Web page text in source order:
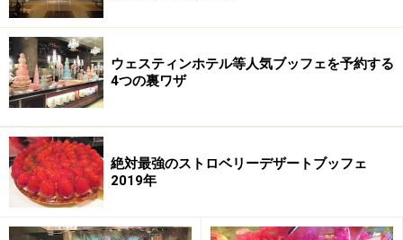
マーブルラウンジ（ヒルトン東京）
ヒルトン東京1階のマーブルラウンジでは毎年ストロベ
リーデザートフェアが行われていますが、今回は2016年
12月26日から2017年5月中旬（予定）にかけて、「シル
ク・ドゥ・フレーズ」と題し、サーカスをテーマとした
賑やかで楽しいストロベリーデザートブッフェを行って
います。
公式サイトには以下のように記載されており、国内でも
ウェスティンホテル等人気ブッフェを予約する
4つの裏ワザ
絶対最強のストロベリーデザートブッフェ
2019年